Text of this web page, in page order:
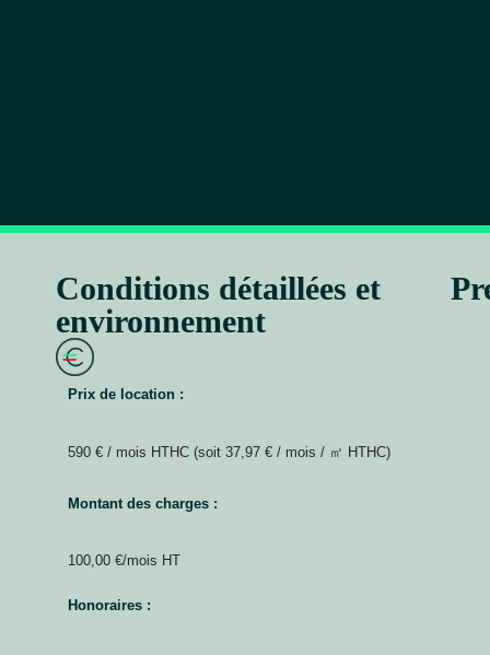
Conditions détaillées et
environnement
Prix de location :
590 € / mois HTHC (soit 37,97 € / mois / ㎡ HTHC)
Montant des charges :
100,00 €/mois HT
Honoraires :